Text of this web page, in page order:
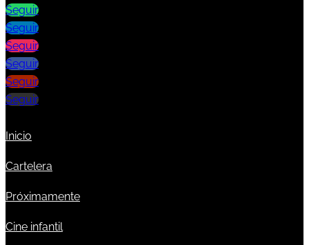
Seguir
Seguir
Seguir
Seguir
Seguir
Seguir
Inicio
Cartelera
Próximamente
Cine infantil